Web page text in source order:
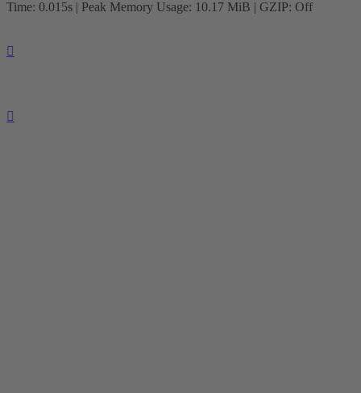
Time: 0.015s | Peak Memory Usage: 10.17 MiB | GZIP: Off